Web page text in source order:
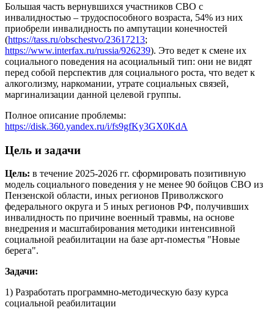
Большая часть вернувшихся участников СВО с
инвалидностью – трудоспособного возраста, 54% из них
приобрели инвалидность по ампутации конечностей
(https://tass.ru/obschestvo/23617213;
https://www.interfax.ru/russia/926239). Это ведет к смене их
социального поведения на асоциальный тип: они не видят
перед собой перспектив для социального роста, что ведет к
алкоголизму, наркомании, утрате социальных связей,
маргинализации данной целевой группы.
Полное описание проблемы:
https://disk.360.yandex.ru/i/fs9gfKy3GX0KdA
Цель и задачи
Цель: в течение 2025-2026 гг. сформировать позитивную
модель социального поведения у не менее 90 бойцов СВО из
Пензенской области, иных регионов Приволжского
федерального округа и 5 иных регионов РФ, получивших
инвалидность по причине военный травмы, на основе
внедрения и масштабирования методики интенсивной
социальной реабилитации на базе арт-поместья "Новые
берега".
Задачи:
1) Разработать программно-методическую базу курса
социальной реабилитации